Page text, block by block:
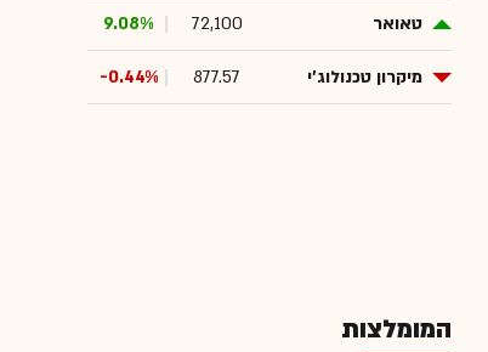
טאואר 72,100
9.08%
מיקרון טכנולוג'י 877.57
-0.44%
המומלצות